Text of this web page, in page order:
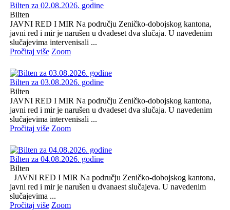
Bilten za 02.08.2026. godine
Bilten
JAVNI RED I MIR Na području Zeničko-dobojskog kantona,
javni red i mir je narušen u dvadeset dva slučaja. U navedenim
slučajevima intervenisali ...
Pročitaj više Zoom
Bilten za 03.08.2026. godine
Bilten
JAVNI RED I MIR Na području Zeničko-dobojskog kantona,
javni red i mir je narušen u dvadeset dva slučaja. U navedenim
slučajevima intervenisali ...
Pročitaj više Zoom
Bilten za 04.08.2026. godine
Bilten
JAVNI RED I MIR Na području Zeničko-dobojskog kantona,
javni red i mir je narušen u dvanaest slučajeva. U navedenim
slučajevima ...
Pročitaj više Zoom